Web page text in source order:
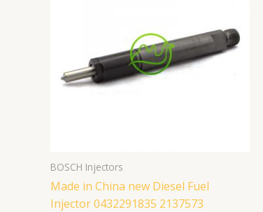
BOSCH Injectors
Made in China new Diesel Fuel
Injector 0432291835 2137573